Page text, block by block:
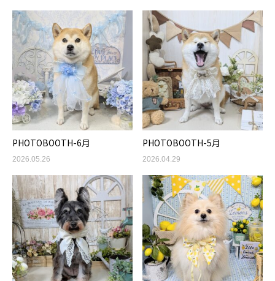
PHOTOBOOTH-6月
2026.05.26
PHOTOBOOTH-5月
2026.04.29